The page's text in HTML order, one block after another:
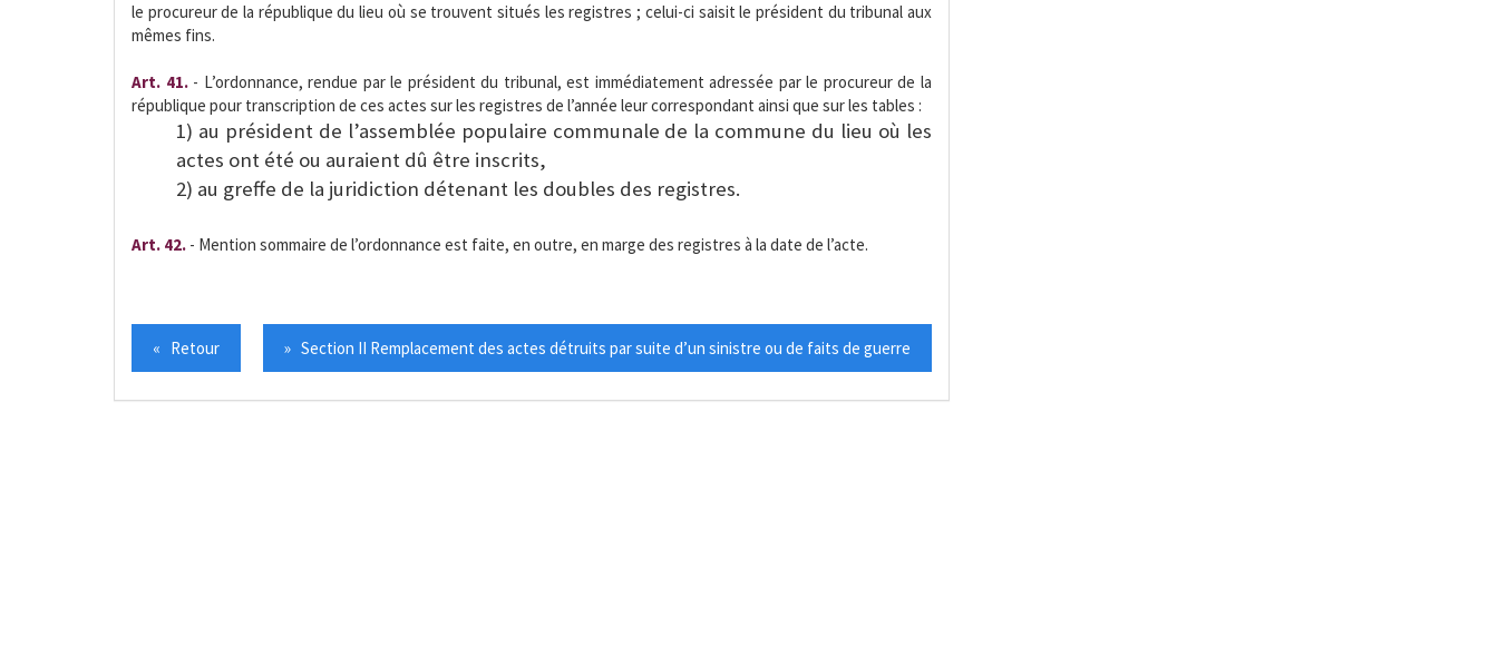
le procureur de la république du lieu où se trouvent situés les registres ; celui-ci saisit le président du tribunal aux
mêmes fins.
Art. 41. - L’ordonnance, rendue par le président du tribunal, est immédiatement adressée par le procureur de la
république pour transcription de ces actes sur les registres de l’année leur correspondant ainsi que sur les tables :
1) au président de l’assemblée populaire communale de la commune du lieu où les
actes ont été ou auraient dû être inscrits,
2) au greffe de la juridiction détenant les doubles des registres.
Art. 42. - Mention sommaire de l’ordonnance est faite, en outre, en marge des registres à la date de l’acte.
« Retour » Section II Remplacement des actes détruits par suite d’un sinistre ou de faits de guerre